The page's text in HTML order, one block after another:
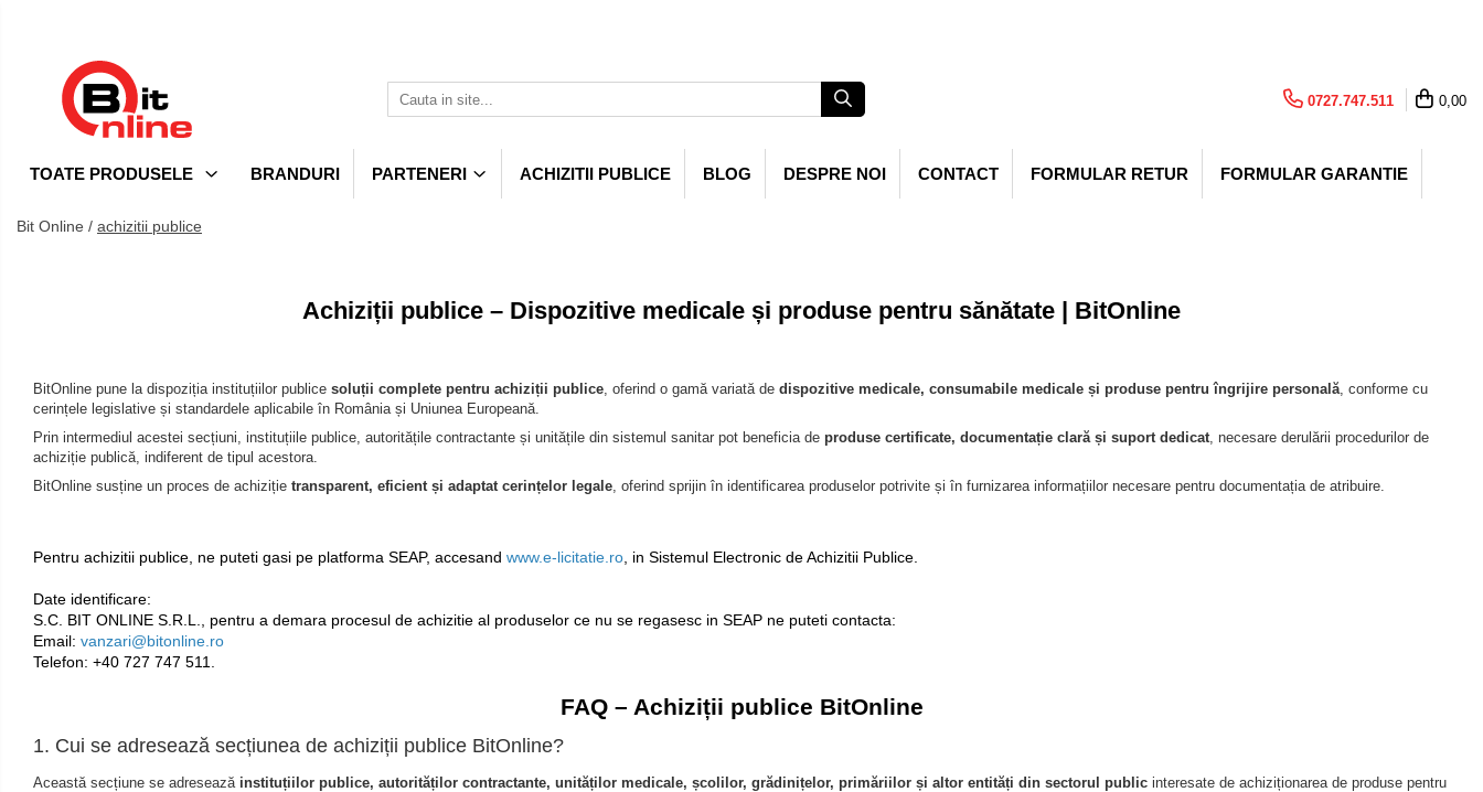
Toate Produsele
Dispozitive medicale
Aparate aerosoli
Termometre
Termometre non-contact
Termometre copii
Termometre clasice
Pulsoximetre de deget
Accesorii
Monitorizare medicala
Spirometre portabile
Accesorii spirometre
personala
Electrocasnice
Uniforme
Parteneri
Distribuitor autorizat Philips
Respironics Romania
0727.747.511 0,00
TOATE PRODUSELE BRANDURI PARTENERI ACHIZITII PUBLICE BLOG DESPRE NOI CONTACT FORMULAR RETUR FORMULAR GARANTIE
Bit Online / achizitii publice
Achiziții publice – Dispozitive medicale și produse pentru sănătate | BitOnline
BitOnline pune la dispoziția instituțiilor publice soluții complete pentru achiziții publice, oferind o gamă variată de dispozitive medicale, consumabile medicale și produse pentru îngrijire personală, conforme cu
cerințele legislative și standardele aplicabile în România și Uniunea Europeană.
Prin intermediul acestei secțiuni, instituțiile publice, autoritățile contractante și unitățile din sistemul sanitar pot beneficia de produse certificate, documentație clară și suport dedicat, necesare derulării procedurilor de
achiziție publică, indiferent de tipul acestora.
BitOnline susține un proces de achiziție transparent, eficient și adaptat cerințelor legale, oferind sprijin în identificarea produselor potrivite și în furnizarea informațiilor necesare pentru documentația de atribuire.
Pentru achizitii publice, ne puteti gasi pe platforma SEAP, accesand www.e-licitatie.ro , in Sistemul Electronic de Achizitii Publice.
Date identificare:
S.C. BIT ONLINE S.R.L., pentru a demara procesul de achizitie al produselor ce nu se regasesc in SEAP ne puteti contacta:
Email: vanzari@bitonline.ro
Telefon: +40 727 747 511.
FAQ – Achiziții publice BitOnline
1. Cui se adresează secțiunea de achiziții publice BitOnline?
Această secțiune se adresează instituțiilor publice, autorităților contractante, unităților medicale, școlilor, grădinițelor, primăriilor și altor entități din sectorul public interesate de achiziționarea de produse pentru